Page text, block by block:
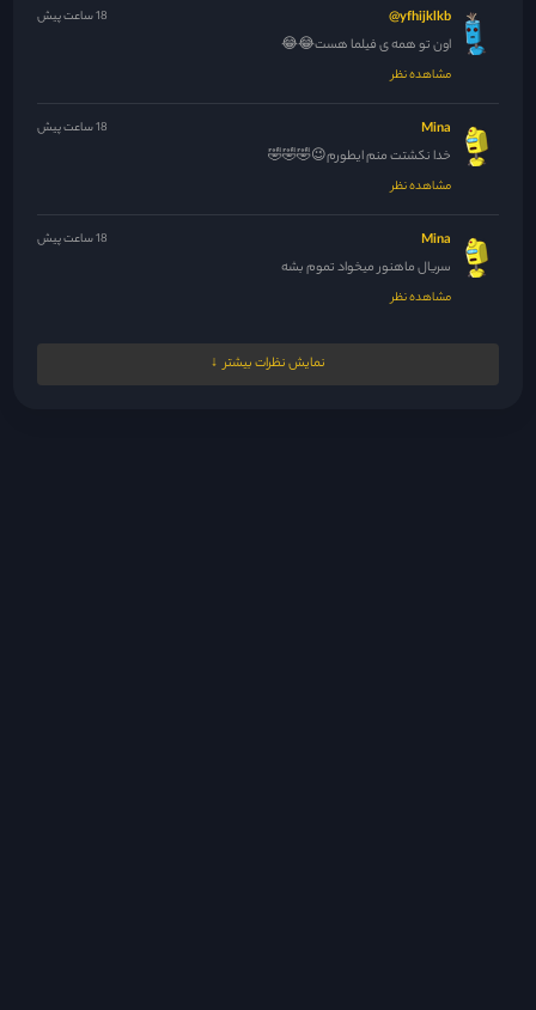
yfhijklkb@ 18 ساعت پیش
اون تو همه ی فیلما هست😂😂
مشاهده نظر
Mina 18 ساعت پیش
خدا نکشتت منم ایطورم😉🤣🤣🤣
مشاهده نظر
Mina 18 ساعت پیش
سریال ماهنور میخواد تموم بشه
مشاهده نظر
حداقل سریال راجا لندن رو بذارید خیلی تو پاکستان سرو صدا کرده...
نمایش نظرات بیشتر